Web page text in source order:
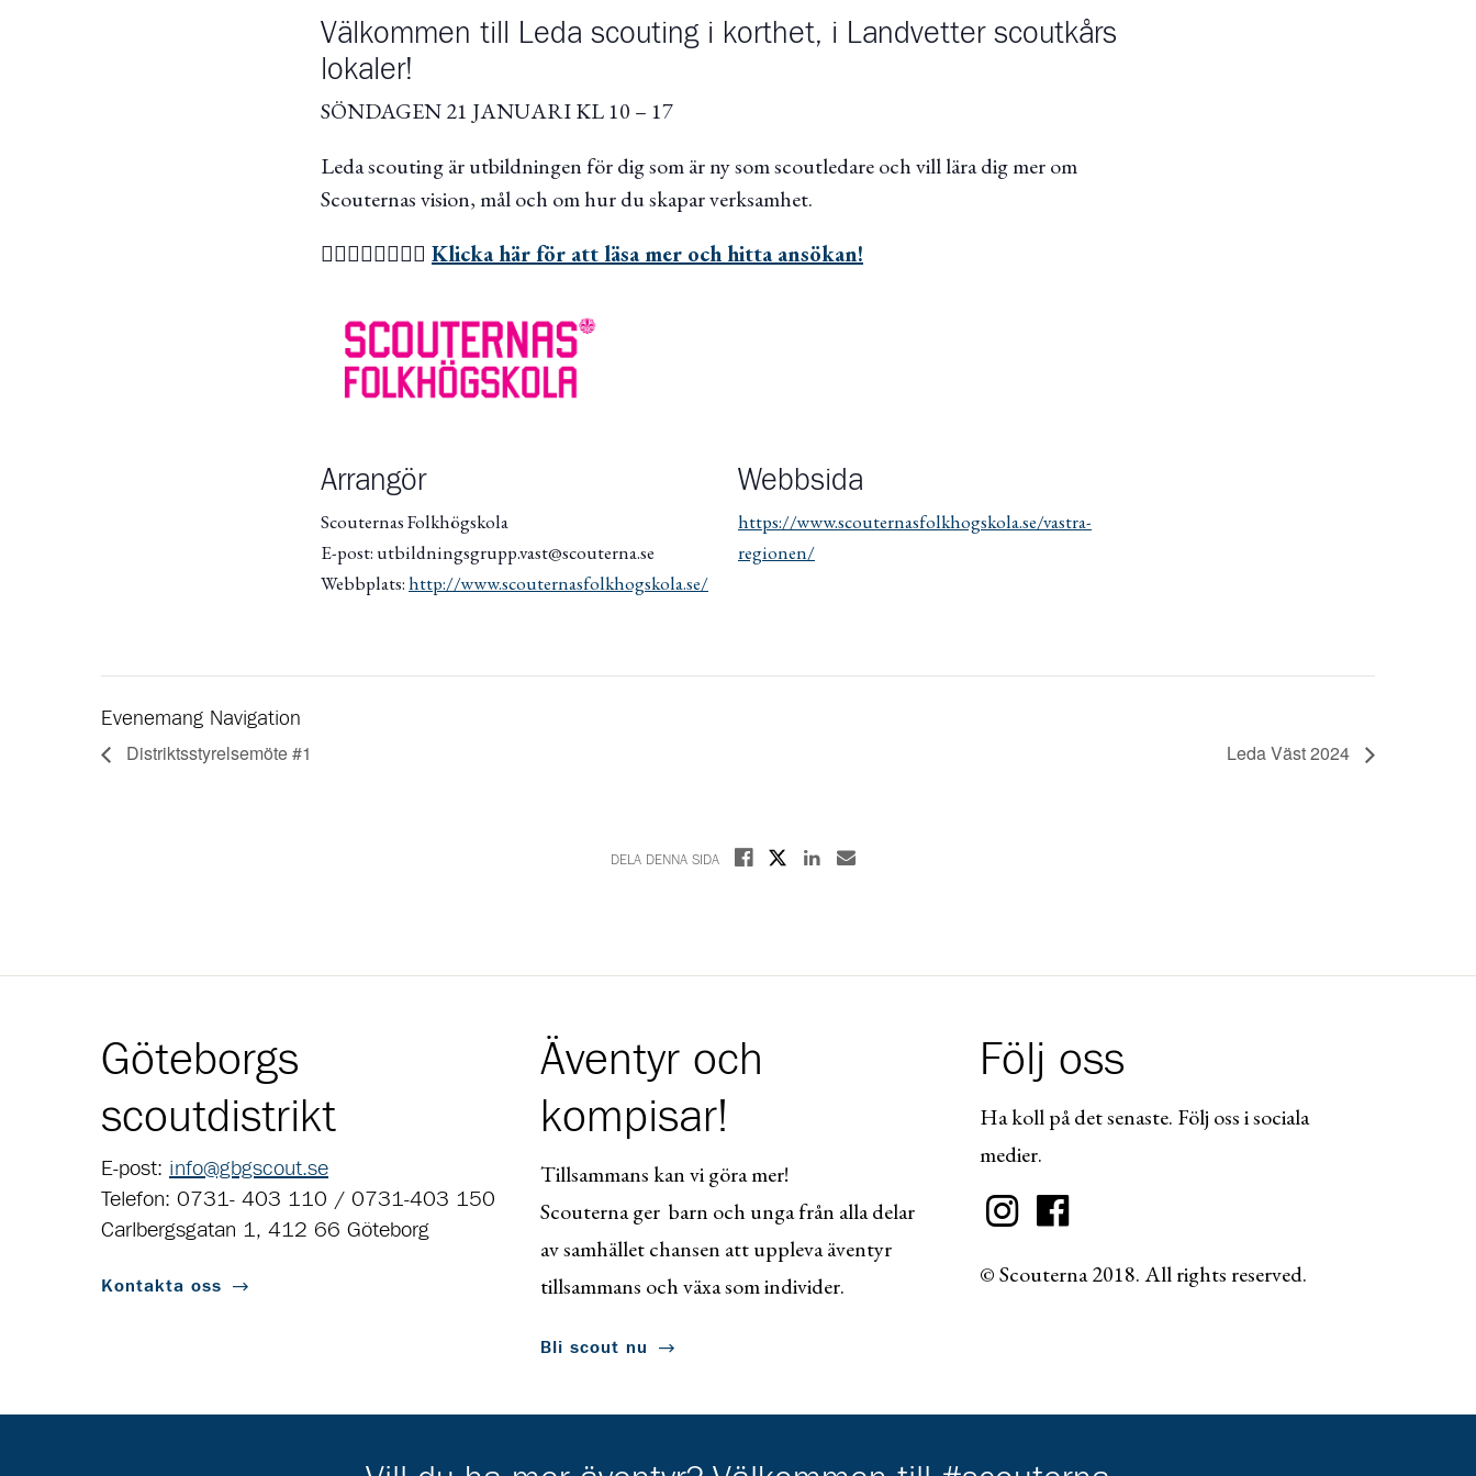
Välkommen till Leda scouting i korthet, i Landvetter scoutkårs
lokaler!
SÖNDAGEN 21 JANUARI KL 10 – 17
Leda scouting är utbildningen för dig som är ny som scoutledare och vill lära dig mer om
Scouternas vision, mål och om hur du skapar verksamhet.
👉🏼👉🏼👉🏼👉🏼 Klicka här för att läsa mer och hitta ansökan!
Arrangör
Scouternas Folkhögskola
E-post: utbildningsgrupp.vast@scouterna.se
Webbplats:http://www.scouternasfolkhogskola.se/
Webbsida
https://www.scouternasfolkhogskola.se/vastra-
regionen/
Evenemang Navigation
Distriktsstyrelsemöte #1 Leda Väst 2024
DELA DENNA SIDA Dela på Facebook
Dela på XDela på Linkedin
Dela med E-post
Göteborgs
scoutdistrikt
E-post: info@gbgscout.se
Telefon: 0731- 403 110 / 0731-403 150
Carlbergsgatan 1, 412 66 Göteborg
Kontakta oss
Äventyr och
kompisar!
Tillsammans kan vi göra mer!
Scouterna ger barn och unga från alla delar
av samhället chansen att uppleva äventyr
tillsammans och växa som individer.
Bli scout nu
Följ oss
Ha koll på det senaste. Följ oss i sociala
medier.
© Scouterna 2018. All rights reserved.